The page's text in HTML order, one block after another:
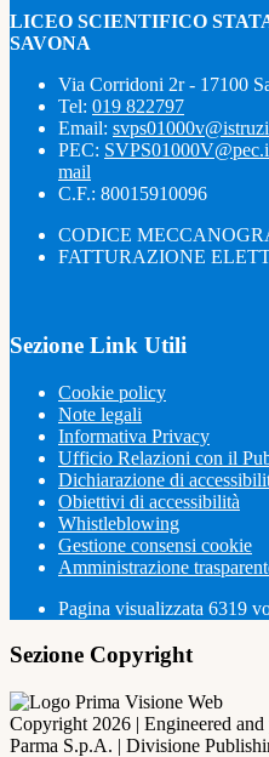
LICEO SCIENTIFICO
SAVONA
Via Corridoni 2r - 17100
Tel: 019 822797
Email:
PEC:
mail
C.F.: 80015910096
CODICE
FATTURAZIONE
Sezione Link Utili
Cookie policy
Note legali
Informativa Privacy
Ufficio Relazioni con il
Dichiarazione di
Obiettivi di accessibilità
Whistleblowing
Gestione consensi cookie
Amministrazione
Pagina visualizzata 6319
Sezione Copyright
Copyright 2026 | Engineered
Parma S.p.A. | Divisione